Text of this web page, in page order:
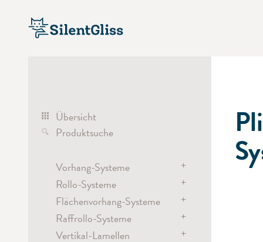
Übersicht
Produktsuche
Vorhang-Systeme
+
Vorhang-Systeme
Elektrisch
Hand
Schnur
Rollo-Systeme
+
Rollo-Systeme
Elektrisch
Akku
Flächenvorhang-Systeme
+
Flächenvorhang-Systeme
Hand / Schleuderstab
Raffrollo-Systeme
+
Elektrisch
Vertikal-Lamellen
+